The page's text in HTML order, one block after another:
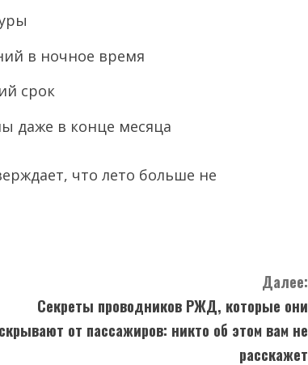
в ночное время
срок
даже в конце месяца
что лето больше не
Далее:
Секреты проводников РЖД, которые они
скрывают от пассажиров: никто об этом вам не
расскажет